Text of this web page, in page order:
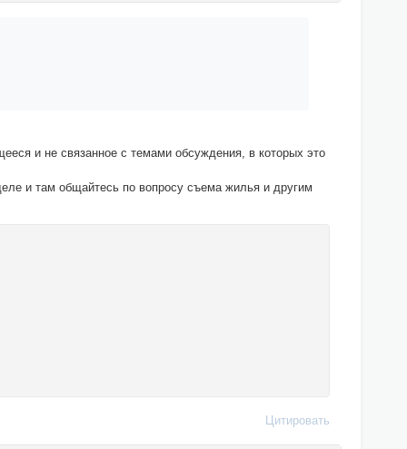
и не связанное с темами обсуждения, в которых это
и там общайтесь по вопросу съема жилья и другим
Цитировать